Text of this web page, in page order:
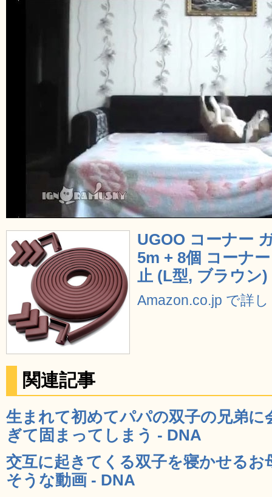
UGOO コーナー
5m + 8個 コーナ
止 (L型, ブラウン)
Amazon.co.jp で詳
関連記事
生まれて初めてパパの双子の兄弟
ぎて固まってしまう - DNA
交互に起きてくる双子を寝かせるお
そうな動画 - DNA